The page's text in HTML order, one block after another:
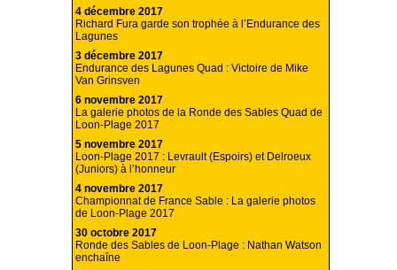
4 décembre 2017
Richard Fura garde son trophée à l’Endurance des
Lagunes
3 décembre 2017
Endurance des Lagunes Quad : Victoire de Mike
Van Grinsven
6 novembre 2017
La galerie photos de la Ronde des Sables Quad de
Loon-Plage 2017
5 novembre 2017
Loon-Plage 2017 : Levrault (Espoirs) et Delroeux
(Juniors) à l’honneur
4 novembre 2017
Championnat de France Sable : La galerie photos
de Loon-Plage 2017
30 octobre 2017
Ronde des Sables de Loon-Plage : Nathan Watson
enchaîne